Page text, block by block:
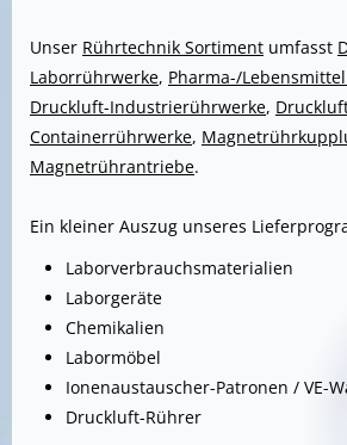
Unser Rührtechnik Sortiment umfasst
Laborrührwerke, Pharma-/
Druckluft-Industrierührwerke,
Containerrührwerke,
Magnetrührantriebe.
Ein kleiner Auszug unseres
Laborverbrauchsmaterialien
Laborgeräte
Chemikalien
Labormöbel
Ionenaustauscher-Patronen / VE-
Druckluft-Rührer